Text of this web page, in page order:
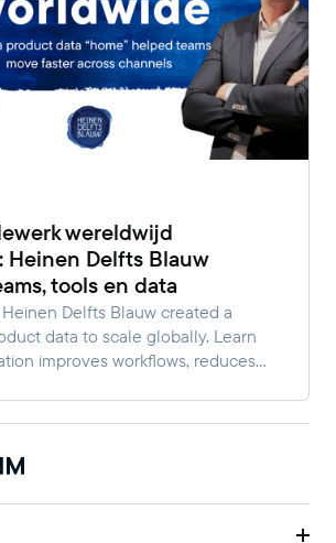
wereldwijd
Heinen Delfts Blauw
tools en data
Delfts Blauw created a
data to scale globally. Learn
improves workflows, reduces